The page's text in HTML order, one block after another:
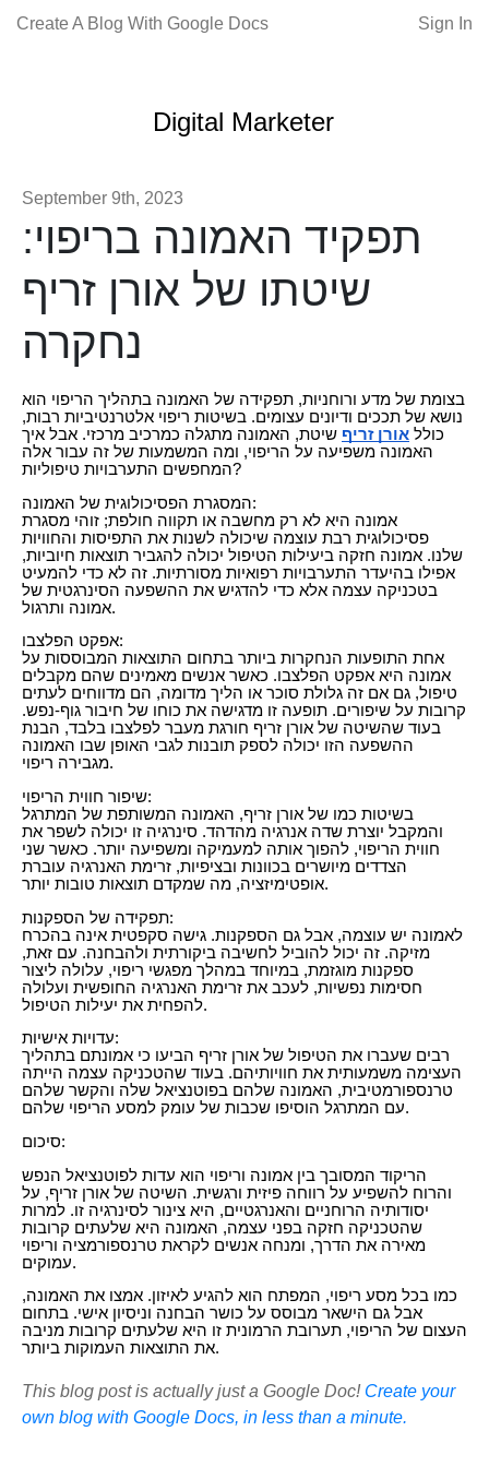
Create A Blog With Google Docs Sign In
Digital Marketer
September 9th, 2023
תפקיד האמונה בריפוי:
שיטתו של אורן זריף
נחקרה
בצומת של מדע ורוחניות, תפקידה של האמונה בתהליך הריפוי הוא
נושא של תככים ודיונים עצומים. בשיטות ריפוי אלטרנטיביות רבות,
כולל אורן זריף שיטת, האמונה מתגלה כמרכיב מרכזי. אבל איך
האמונה משפיעה על הריפוי, ומה המשמעות של זה עבור אלה
המחפשים התערבויות טיפוליות?
המסגרת הפסיכולוגית של האמונה:
אמונה היא לא רק מחשבה או תקווה חולפת; זוהי מסגרת
פסיכולוגית רבת עוצמה שיכולה לשנות את התפיסות והחוויות
שלנו. אמונה חזקה ביעילות הטיפול יכולה להגביר תוצאות חיוביות,
אפילו בהיעדר התערבויות רפואיות מסורתיות. זה לא כדי להמעיט
בטכניקה עצמה אלא כדי להדגיש את ההשפעה הסינרגטית של
אמונה ותרגול.
אפקט הפלצבו:
אחת התופעות הנחקרות ביותר בתחום התוצאות המבוססות על
אמונה היא אפקט הפלצבו. כאשר אנשים מאמינים שהם מקבלים
טיפול, גם אם זה גלולת סוכר או הליך מדומה, הם מדווחים לעתים
קרובות על שיפורים. תופעה זו מדגישה את כוחו של חיבור גוף-נפש.
בעוד שהשיטה של אורן זריף חורגת מעבר לפלצבו בלבד, הבנת
ההשפעה הזו יכולה לספק תובנות לגבי האופן שבו האמונה
מגבירה ריפוי.
שיפור חווית הריפוי:
בשיטות כמו של אורן זריף, האמונה המשותפת של המתרגל
והמקבל יוצרת שדה אנרגיה מהדהד. סינרגיה זו יכולה לשפר את
חווית הריפוי, להפוך אותה למעמיקה ומשפיעה יותר. כאשר שני
הצדדים מיושרים בכוונות ובציפיות, זרימת האנרגיה עוברת
אופטימיזציה, מה שמקדם תוצאות טובות יותר.
תפקידה של הספקנות:
לאמונה יש עוצמה, אבל גם הספקנות. גישה סקפטית אינה בהכרח
מזיקה. זה יכול להוביל לחשיבה ביקורתית ולהבחנה. עם זאת,
ספקנות מוגזמת, במיוחד במהלך מפגשי ריפוי, עלולה ליצור
חסימות נפשיות, לעכב את זרימת האנרגיה החופשית ועלולה
להפחית את יעילות הטיפול.
עדויות אישיות:
רבים שעברו את הטיפול של אורן זריף הביעו כי אמונתם בתהליך
העצימה משמעותית את חוויותיהם. בעוד שהטכניקה עצמה הייתה
טרנספורמטיבית, האמונה שלהם בפוטנציאל שלה והקשר שלהם
עם המתרגל הוסיפו שכבות של עומק למסע הריפוי שלהם.
סיכום:
הריקוד המסובך בין אמונה וריפוי הוא עדות לפוטנציאל הנפש
והרוח להשפיע על רווחה פיזית ורגשית. השיטה של אורן זריף, על
יסודותיה הרוחניים והאנרגטיים, היא צינור לסינרגיה זו. למרות
שהטכניקה חזקה בפני עצמה, האמונה היא שלעתים קרובות
מאירה את הדרך, ומנחה אנשים לקראת טרנספורמציה וריפוי
עמוקים.
כמו בכל מסע ריפוי, המפתח הוא להגיע לאיזון. אמצו את האמונה,
אבל גם הישאר מבוסס על כושר הבחנה וניסיון אישי. בתחום
העצום של הריפוי, תערובת הרמונית זו היא שלעתים קרובות מניבה
את התוצאות העמוקות ביותר.
This blog post is actually just a Google Doc! Create your
own blog with Google Docs, in less than a minute.